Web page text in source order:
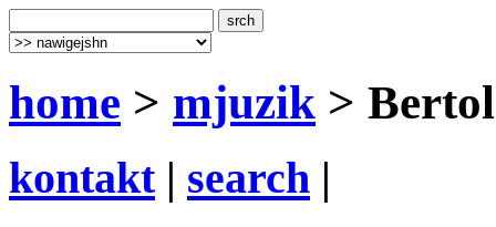
home > mjuzik >
kontakt| search |